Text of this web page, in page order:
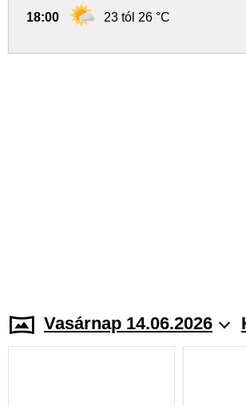
18:00 23 tól 26 °C
Vasárnap 14.06.2026